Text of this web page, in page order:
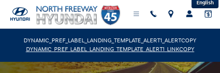
Saltar al contenido principal English
DYNAMIC_PREF_LABEL_LANDING_TEMPLATE_ALERT1_ALERTCOPY
DYNAMIC_PREF_LABEL_LANDING_TEMPLATE_ALERT1_LINKCOPY